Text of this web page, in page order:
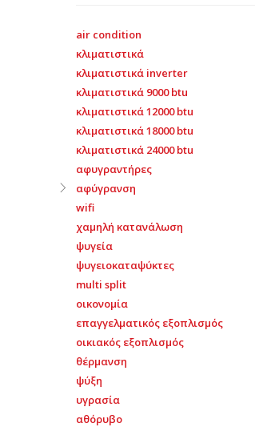
air condition
κλιματιστικά
κλιματιστικά inverter
κλιματιστικά 9000 btu
κλιματιστικά 12000 btu
κλιματιστικά 18000 btu
κλιματιστικά 24000 btu
αφυγραντήρες
αφύγρανση
wifi
χαμηλή κατανάλωση
ψυγεία
ψυγειοκαταψύκτες
multi split
οικονομία
επαγγελματικός εξοπλισμός
οικιακός εξοπλισμός
θέρμανση
ψύξη
υγρασία
αθόρυβο